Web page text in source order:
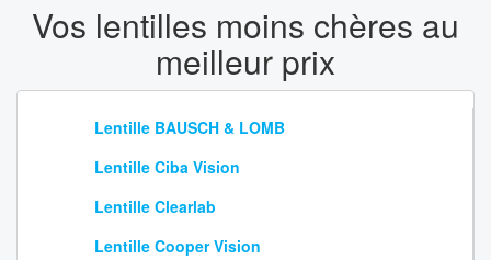
Vos lentilles moins chères au
meilleur prix
Lentille BAUSCH & LOMB
Lentille Ciba Vision
Lentille Clearlab
Lentille Cooper Vision